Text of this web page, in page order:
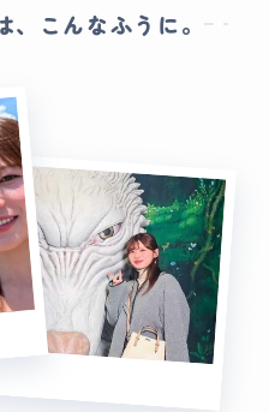
、こんなふうに。